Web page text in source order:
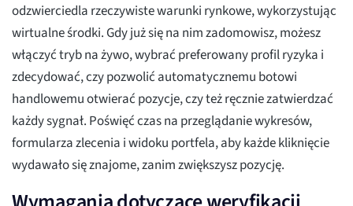
odzwierciedla rzeczywiste warunki rynkowe, wykorzystując
wirtualne środki. Gdy już się na nim zadomowisz, możesz
włączyć tryb na żywo, wybrać preferowany profil ryzyka i
zdecydować, czy pozwolić automatycznemu botowi
handlowemu otwierać pozycje, czy też ręcznie zatwierdzać
każdy sygnał. Poświęć czas na przeglądanie wykresów,
formularza zlecenia i widoku portfela, aby każde kliknięcie
wydawało się znajome, zanim zwiększysz pozycję.